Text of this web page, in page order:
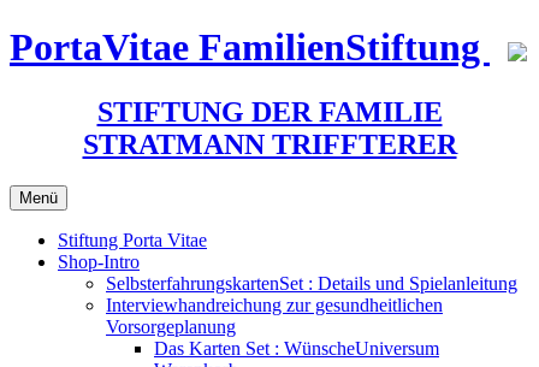
Zum
Inhalt
PortaVitae FamilienStiftung
STIFTUNG DER FAMILIE
STRATMANN TRIFFTERER
Menü
Stiftung Porta Vitae
Shop-Intro
SelbsterfahrungskartenSet : Details und Spielanleitung
Interviewhandreichung zur gesundheitlichen
Vorsorgeplanung
Das Karten Set : WünscheUniversum